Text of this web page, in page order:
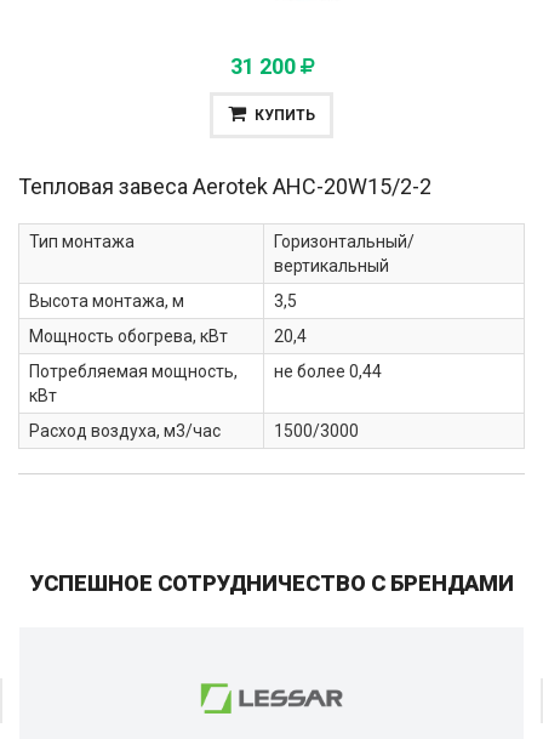
31 200
КУПИТЬ
Тепловая завеса AerotekAHC-20W15/2-2
Тип монтажа
Горизонтальный/
вертикальный
Высота монтажа, м
3,5
Мощность обогрева, кВт
20,4
Потребляемая мощность,
кВт
не более 0,44
Расход воздуха, м3/час 1500/3000
УСПЕШНОЕ СОТРУДНИЧЕСТВО С БРЕНДАМИ